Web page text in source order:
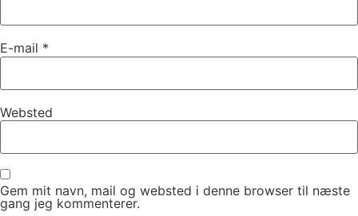
E-mail *
Websted
Gem mit navn, mail og websted i denne browser til næste
gang jeg kommenterer.